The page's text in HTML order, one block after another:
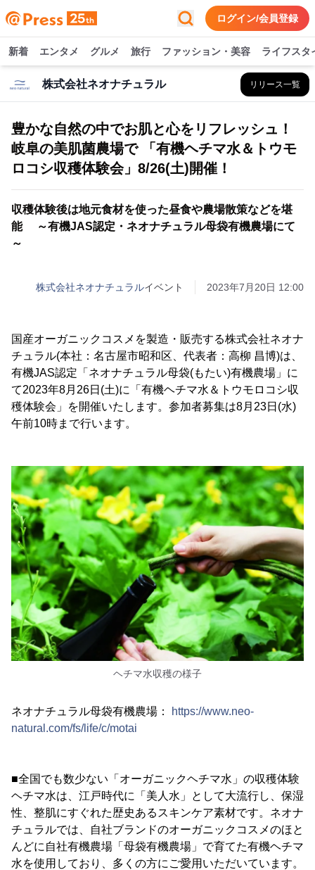
ログイン/会員登録
新着 エンタメ グルメ 旅行 ファッション・美容 ライフスタ
株式会社ネオナチュラル リリース一覧
豊かな自然の中でお肌と心をリフレッシュ！
岐阜の美肌菌農場で 「有機ヘチマ水＆トウモ
ロコシ収穫体験会」8/26(土)開催！
収穫体験後は地元食材を使った昼食や農場散策などを堪
能 ～有機JAS認定・ネオナチュラル母袋有機農場にて
～
株式会社ネオナチュラルイベント 2023年7月20日 12:00
国産オーガニックコスメを製造・販売する株式会社ネオナ
チュラル(本社：名古屋市昭和区、代表者：高柳 昌博)は、
有機JAS認定「ネオナチュラル母袋(もたい)有機農場」に
て2023年8月26日(土)に「有機ヘチマ水＆トウモロコシ収
穫体験会」を開催いたします。参加者募集は8月23日(水)
午前10時まで行います。
ヘチマ水収穫の様子
ネオナチュラル母袋有機農場：
https://www.neo-
natural.com/fs/life/c/motai
■全国でも数少ない「オーガニックヘチマ水」の収穫体験
ヘチマ水は、江戸時代に「美人水」として大流行し、保湿
性、整肌にすぐれた歴史あるスキンケア素材です。ネオナ
チュラルでは、自社ブランドのオーガニックコスメのほと
んどに自社有機農場「母袋有機農場」で育てた有機ヘチマ
水を使用しており、多くの方にご愛用いただいています。